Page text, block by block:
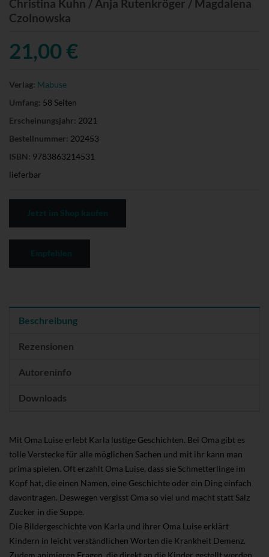
Christina Kuhn / Anja Rutenkröger / Magdalena
Czolnowska
21,00 €
Verlag: Mabuse
Umfang: 58 Seiten
Erscheinungsjahr: 2021
Bestellnummer: 202453
ISBN: 9783863214531
lieferbar
Beschreibung
Rezensionen
Autoreninfo
Downloads
Mit Oma Luise erlebt Karla lustige Geschichten. Bei Oma gibt es
tolle Verstecke für alle möglichen Sachen und mit ihr kann man
prima spielen. Oft erzählt Oma Luise, dass sie Schmetterlinge im
Kopf hat, die einen Namen, eine Geschichte oder ein Ding einfach
davontragen. Deswegen vergisst Oma so viel und macht statt Salz
Zucker in die Suppe.
Die Bildergeschichte von Karla und ihrer Oma Luise erklärt
Kindern in leicht verständlichen Worten die Krankheit Demenz.